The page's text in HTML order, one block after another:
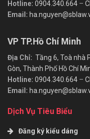
Hotline: 0904.340.664 –
Email:
VP TP.Hồ Chí Minh
Địa Chỉ: Tầng 6, Toà nhà
Gòn, Thành Phố Hồ Chí
Hotline: 0904.340.664 –
Email:
Dịch Vụ Tiêu Biểu
Đăng ký kiểu dáng